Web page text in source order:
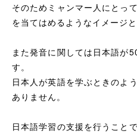
そのためミャンマー人にとっ
を当てはめるようなイメージと
また発音に関しては日本語が
す。
日本人が英語を学ぶときのよ
ありません。
日本語学習の支援を行うこと